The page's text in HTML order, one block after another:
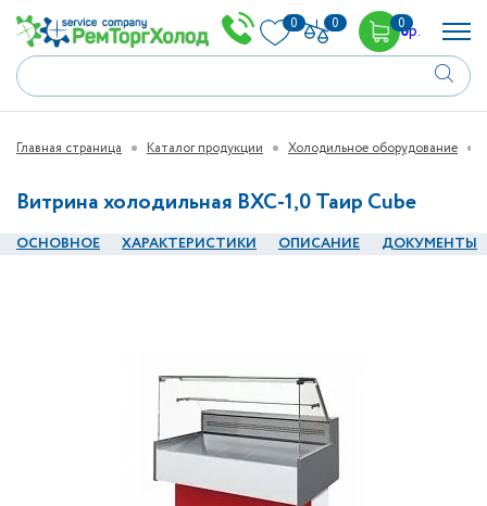
0 0 00р.
Главная страница Каталог продукции Холодильное оборудование
Витрина холодильная ВХС-1,0 Таир Cube
ОСНОВНОЕ ХАРАКТЕРИСТИКИ ОПИСАНИЕ ДОКУМЕНТЫ